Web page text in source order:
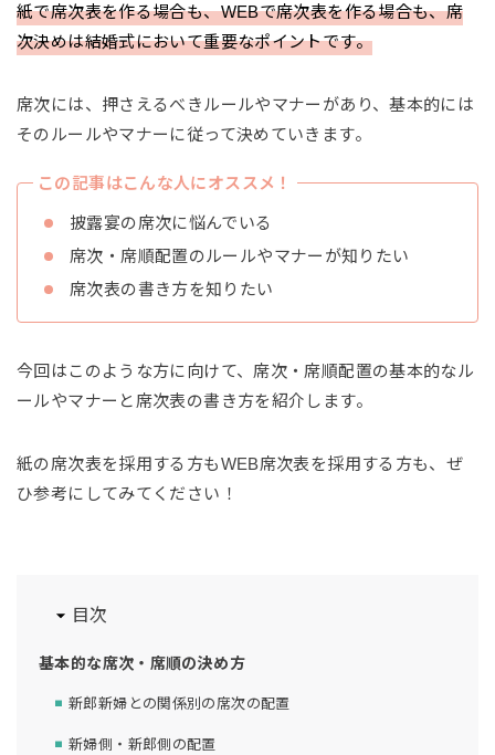
紙で席次表を作る場合も、WEBで席次表を作る場合も、席
次決めは結婚式において重要なポイントです。
席次には、押さえるべきルールやマナーがあり、基本的には
そのルールやマナーに従って決めていきます。
この記事はこんな人にオススメ！
披露宴の席次に悩んでいる
席次・席順配置のルールやマナーが知りたい
席次表の書き方を知りたい
今回はこのような方に向けて、席次・席順配置の基本的なル
ールやマナーと席次表の書き方を紹介します。
紙の席次表を採用する方もWEB席次表を採用する方も、ぜ
ひ参考にしてみてください！
目次
基本的な席次・席順の決め方
新郎新婦との関係別の席次の配置
新婦側・新郎側の配置